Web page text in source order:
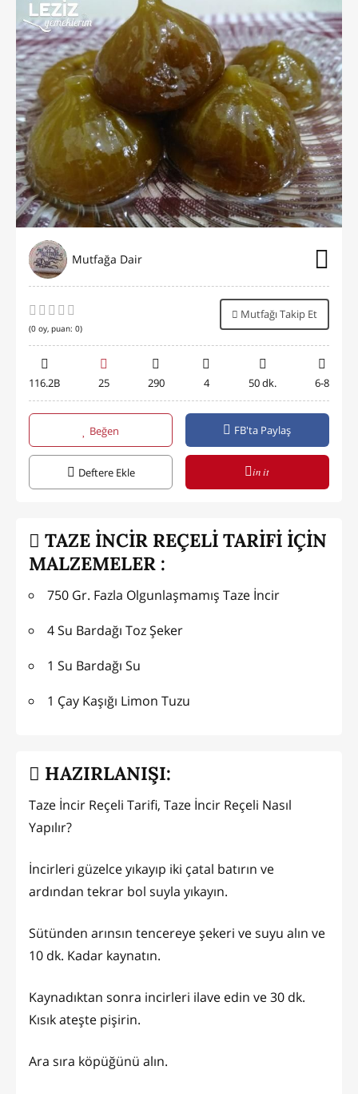
Mutfağa Dair
(0 oy, puan: 0)
Mutfağı Takip Et
116.2B 25 290 4 50 dk. 6-8
Beğen FB'ta Paylaş
Deftere Ekle in it
TAZE İNCİR REÇELİ TARİFİ İÇİN
MALZEMELER :
750 Gr. Fazla Olgunlaşmamış Taze İncir
4 Su Bardağı Toz Şeker
1 Su Bardağı Su
1 Çay Kaşığı Limon Tuzu
HAZIRLANIŞI:
Taze İncir Reçeli Tarifi, Taze İncir Reçeli Nasıl
Yapılır?
İncirleri güzelce yıkayıp iki çatal batırın ve
ardından tekrar bol suyla yıkayın.
Sütünden arınsın tencereye şekeri ve suyu alın ve
10 dk. Kadar kaynatın.
Kaynadıktan sonra incirleri ilave edin ve 30 dk.
Kısık ateşte pişirin.
Ara sıra köpüğünü alın.